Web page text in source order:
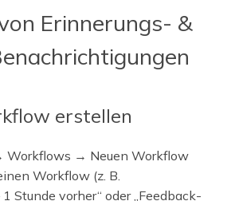
Erinnerungs- &
erstellen
Workflows → Neuen Workflow
Workflow (z. B.
Stunde vorher“ oder „Feedback-